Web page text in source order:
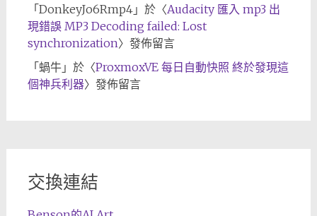
「DonkeyJo6Rmp4」於〈Audacity 匯入 mp3 出
現錯誤 MP3 Decoding failed: Lost
synchronization〉發佈留言
「蝸牛」於〈ProxmoxVE 每日自動快照 終於發現這
個神兵利器〉發佈留言
交換連結